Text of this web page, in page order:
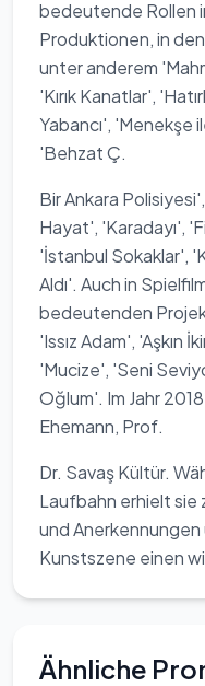
bedeutende Rollen
Produktionen, in
unter anderem
'Kırık Kanatlar',
Yabancı', 'Menekşe
'Behzat Ç.
Bir Ankara
Hayat', 'Karadayı',
'İstanbul Sokaklar',
Aldı'. Auch in
bedeutenden
'Issız Adam', 'Aşkın
'Mucize', 'Seni
Oğlum'. Im Jahr 2018
Ehemann, Prof.
Dr. Savaş Kültür.
Laufbahn erhielt sie
und
Kunstszene einen
Ähnliche